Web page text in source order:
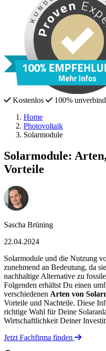
Kostenlos 100%
Home
Photovoltaik
Solarmodule
Solarmodule:
Vorteile
Sascha Brüning
22.04.2024
Solarmodule und die Nutzung
zunehmend an Bedeutung, da
nachhaltige Alternative zu
Folgenden erhältst Du einen
verschiedenen Arten von
Vorteile und Nachteile. Diese
richtige Wahl für Deine
Wirtschaftlichkeit Deiner
Jetzt Fachfirma finden